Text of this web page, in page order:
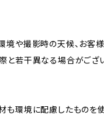
境や撮影時の天候、お客
と若干異なる場合がござい
も環境に配慮したものを